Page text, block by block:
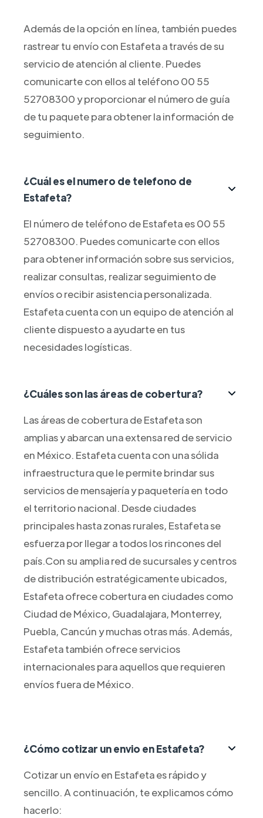
Además de la opción en línea, también puedes
rastrear tu envío con Estafeta a través de su
servicio de atención al cliente. Puedes
comunicarte con ellos al teléfono 00 55
52708300 y proporcionar el número de guía
de tu paquete para obtener la información de
seguimiento.
¿Cuál es el numero de telefono de
Estafeta?
El número de teléfono de Estafeta es 00 55
52708300. Puedes comunicarte con ellos
para obtener información sobre sus servicios,
realizar consultas, realizar seguimiento de
envíos o recibir asistencia personalizada.
Estafeta cuenta con un equipo de atención al
cliente dispuesto a ayudarte en tus
necesidades logísticas.
¿Cuáles son las áreas de cobertura?
Las áreas de cobertura de Estafeta son
amplias y abarcan una extensa red de servicio
en México. Estafeta cuenta con una sólida
infraestructura que le permite brindar sus
servicios de mensajería y paquetería en todo
el territorio nacional. Desde ciudades
principales hasta zonas rurales, Estafeta se
esfuerza por llegar a todos los rincones del
país.Con su amplia red de sucursales y centros
de distribución estratégicamente ubicados,
Estafeta ofrece cobertura en ciudades como
Ciudad de México, Guadalajara, Monterrey,
Puebla, Cancún y muchas otras más. Además,
Estafeta también ofrece servicios
internacionales para aquellos que requieren
envíos fuera de México.
¿Cómo cotizar un envio en Estafeta?
Cotizar un envío en Estafeta es rápido y
sencillo. A continuación, te explicamos cómo
hacerlo: